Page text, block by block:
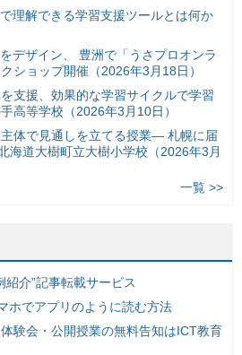
理解できる学習支援ツールとは何か
デザイン、 豊洲で「うさプロオンラ
ショップ開催（2026年3月18日）
支援、効果的な学習サイクルで学習
高等学校（2026年3月10日）
体で見通しを立てる授業— 札幌に届
海道大樹町立大樹小学校（2026年3月
一覧 >>
紹介”記事転載サービス
ホでアプリのように読む方法
験会・公開授業の無料告知はICT教育